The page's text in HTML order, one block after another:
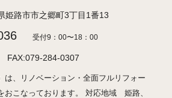
路市市之郷町3丁目1番13
受付9：00〜18：00
FAX:079-284-0307
は、リノベーション・全面フルリフォー
おこなっております。 対応地域 姫路、